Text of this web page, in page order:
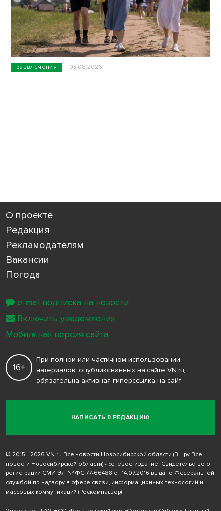
развлечения 05.08.2026
О проекте
Редакция
Рекламодателям
Вакансии
Погода
НАПИСАТЬ В РЕДАКЦИЮ
16+
При полном или частичном использовании
материалов, опубликованных на сайте VN.ru,
обязательна активная гиперссылка на сайт
© 2015 - 2026 VN.ru Все новости Новосибирской области (ВН.ру Все
новости Новосибирской области) - сетевое издание. Свидетельство о
регистрации СМИ ЭЛ № ФС 77-66488 от 14.07.2016 выдано Федеральной
службой по надзору в сфере связи, информационных технологий и
массовых коммуникаций (Роскомнадзор)
e-mail подписка на новости
Включить уведомления
Мобильная версия сайта